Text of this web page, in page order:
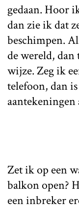
gedaan. Hoor
dan zie ik dat
beschimpen.
de wereld, dan
wijze. Zeg ik
telefoon, dan
aantekeningen
Zet ik op een
balkon open?
een inbreker